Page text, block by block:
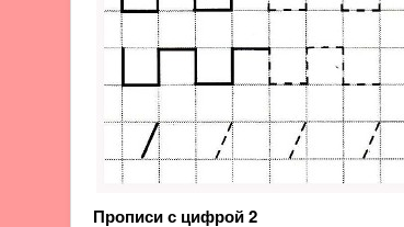
Прописи с цифрой 2